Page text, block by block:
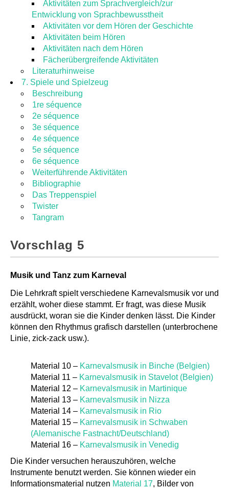
Aktivitäten zum Sprachvergleich/zur
Entwicklung von Sprachbewusstheit
Aktivitäten vor dem Hören der Geschichte
Aktivitäten beim Hören
Aktivitäten nach dem Hören
Fächerübergreifende Aktivitäten
Literaturhinweise
7. Spiele und Spielzeug
Beschreibung
1re séquence
2e séquence
3e séquence
4e séquence
5e séquence
6e séquence
Weiterführende Aktivitäten
Bibliographie
Das Treppenspiel
Twister
Tangram
Vorschlag 5
Musik und Tanz zum Karneval
Die Lehrkraft spielt verschiedene Karnevalsmusik vor und
erzählt, woher diese stammt. Er fragt, was diese Musik
ausdrückt, woran sie die Kinder denken lässt. Die Kinder
können den Rhythmus grafisch darstellen (unterbrochene
Linie, zick-zack usw.).
Material 10 – Karnevalsmusik in Binche (Belgien)
Material 11 – Karnevalsmusik in Stavelot (Belgien)
Material 12 – Karnevalsmusik in Martinique
Material 13 – Karnevalsmusik in Nizza
Material 14 – Karnevalsmusik in Rio
Material 15 – Karnevalsmusik in Schwaben
(Alemanische Fastnacht/Deutschland)
Material 16 – Karnevalsmusik in Venedig
Die Kinder versuchen herauszuhören, welche
Instrumente benutzt werden. Sie können wieder ein
Informationsmaterial nutzen Material 17, Bilder von